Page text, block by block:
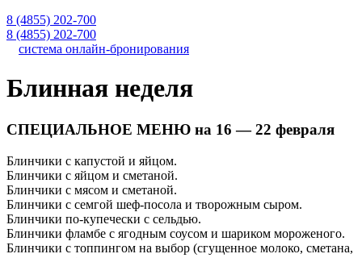
8 (4855) 202-700
8 (4855) 202-700
система онлайн-бронирования
Блинная неделя
СПЕЦИАЛЬНОЕ МЕНЮ на 16 — 22 февраля
Блинчики с капустой и яйцом.
Блинчики с яйцом и сметаной.
Блинчики с мясом и сметаной.
Блинчики с семгой шеф-посола и творожным сыром.
Блинчики по-купечески с сельдью.
Блинчики фламбе с ягодным соусом и шариком мороженого.
Блинчики с топпингом на выбор (сгущенное молоко, сметана,